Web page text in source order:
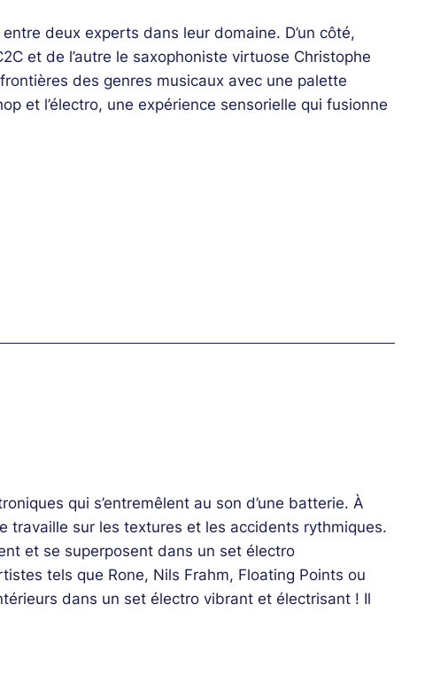
deux experts dans leur domaine. D’un côté,
et de l’autre le saxophoniste virtuose Christophe
des genres musicaux avec une palette
et l’électro, une expérience sensorielle qui fusionne
qui s’entremêlent au son d’une batterie. À
travaille sur les textures et les accidents rythmiques.
et se superposent dans un set électro
tels que Rone, Nils Frahm, Floating Points ou
dans un set électro vibrant et électrisant ! Il